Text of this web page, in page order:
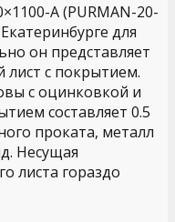
A (PURMAN-20-
для
он представляет
с покрытием.
с оцинковкой и
составляет 0.5
проката, металл
Несущая
листа гораздо